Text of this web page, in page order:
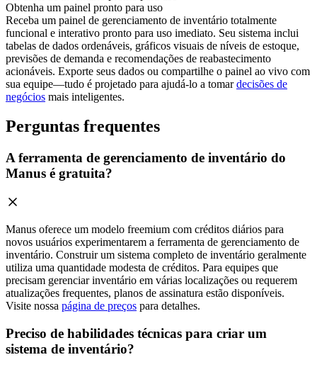
Obtenha um painel pronto para uso
Receba um painel de gerenciamento de inventário totalmente
funcional e interativo pronto para uso imediato. Seu sistema inclui
tabelas de dados ordenáveis, gráficos visuais de níveis de estoque,
previsões de demanda e recomendações de reabastecimento
acionáveis. Exporte seus dados ou compartilhe o painel ao vivo com
sua equipe—tudo é projetado para ajudá-lo a tomardecisões de
negócios mais inteligentes.
Perguntas frequentes
A ferramenta de gerenciamento de inventário do
Manus é gratuita?
Manus oferece um modelo freemium com créditos diários para
novos usuários experimentarem a ferramenta de gerenciamento de
inventário. Construir um sistema completo de inventário geralmente
utiliza uma quantidade modesta de créditos. Para equipes que
precisam gerenciar inventário em várias localizações ou requerem
atualizações frequentes, planos de assinatura estão disponíveis.
Visite nossa página de preços para detalhes.
Preciso de habilidades técnicas para criar um
sistema de inventário?